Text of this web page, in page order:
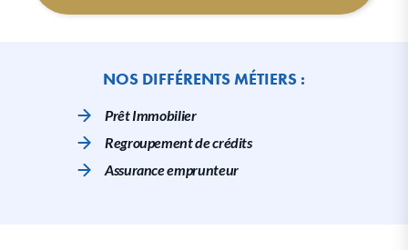
NOS DIFFÉRENTS MÉTIERS :
Prêt Immobilier
Regroupement de crédits
Assurance emprunteur